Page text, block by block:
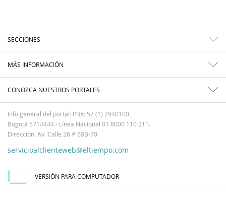
SECCIONES
MÁS INFORMACIÓN
CONOZCA NUESTROS PORTALES
Info general del portal: PBX: 57 (1) 2940100.
Bogotá 5714444 - Línea Nacional 01 8000 110 211.
Dirección: Av. Calle 26 # 68B-70.
servicioalclienteweb@eltiempo.com
VERSIÓN PARA COMPUTADOR